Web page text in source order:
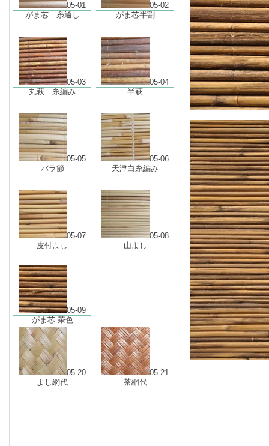
05-01
がま芯 糸通し
05-02
がま芯半割
05-03
丸萩 糸編み
05-04
半萩
05-05
バラ節
05-06
天津白糸編み
05-07
皮付よし
05-08
山よし
05-09
がま芯 茶色
05-20
よし網代
05-21
茶網代